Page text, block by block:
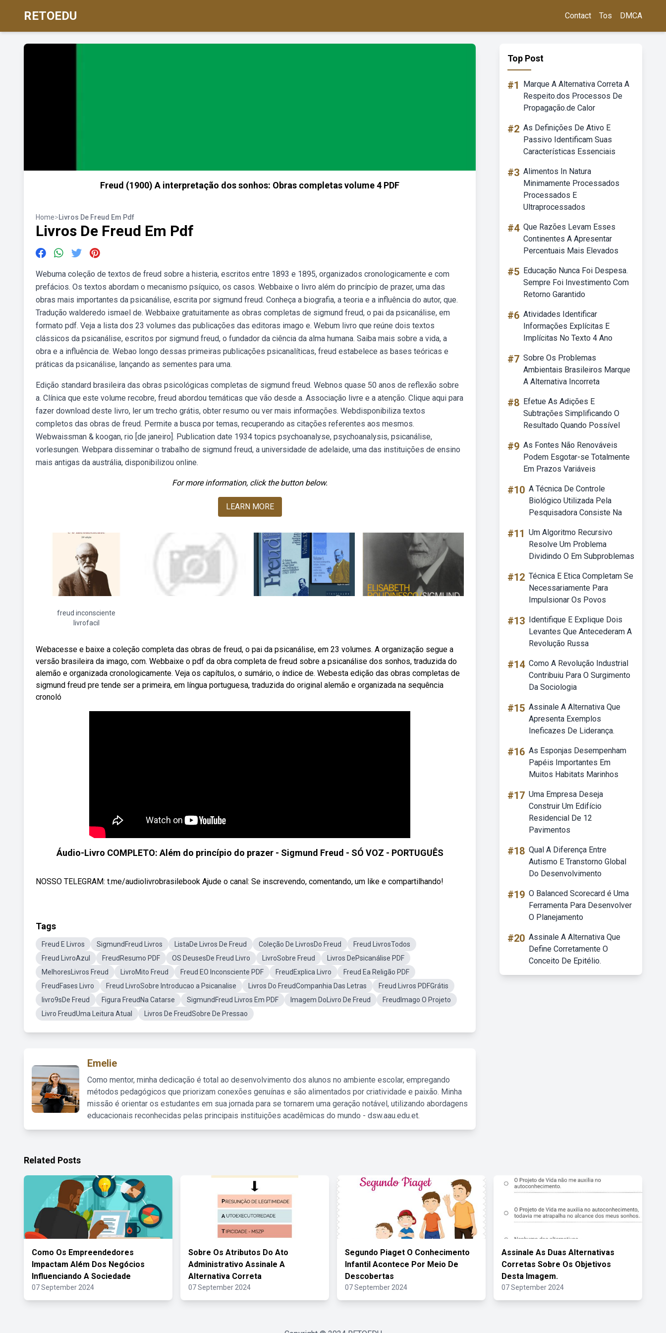
RETOEDU Contact Tos DMCA
Freud (1900) A interpretação dos sonhos: Obras completas volume 4 PDF
Home>Livros De Freud Em Pdf
Livros De Freud Em Pdf
Webuma coleção de textos de freud sobre a histeria, escritos entre 1893 e 1895, organizados cronologicamente e com
prefácios. Os textos abordam o mecanismo psíquico, os casos. Webbaixe o livro além do princípio de prazer, uma das
obras mais importantes da psicanálise, escrita por sigmund freud. Conheça a biografia, a teoria e a influência do autor, que.
Tradução walderedo ismael de. Webbaixe gratuitamente as obras completas de sigmund freud, o pai da psicanálise, em
formato pdf. Veja a lista dos 23 volumes das publicações das editoras imago e. Webum livro que reúne dois textos
clássicos da psicanálise, escritos por sigmund freud, o fundador da ciência da alma humana. Saiba mais sobre a vida, a
obra e a influência de. Webao longo dessas primeiras publicações psicanalíticas, freud estabelece as bases teóricas e
práticas da psicanálise, lançando as sementes para uma.
Edição standard brasileira das obras psicológicas completas de sigmund freud. Webnos quase 50 anos de reflexão sobre
a. Clínica que este volume recobre, freud abordou temáticas que vão desde a. Associação livre e a atenção. Clique aqui para
fazer download deste livro, ler um trecho grátis, obter resumo ou ver mais informações. Webdisponibiliza textos
completos das obras de freud. Permite a busca por temas, recuperando as citações referentes aos mesmos.
Webwaissman & koogan, rio [de janeiro]. Publication date 1934 topics psychoanalyse, psychoanalysis, psicanálise,
vorlesungen. Webpara disseminar o trabalho de sigmund freud, a universidade de adelaide, uma das instituições de ensino
mais antigas da austrália, disponibilizou online.
For more information, click the button below.
LEARN MORE
freud inconsciente
livrofacil
Webacesse e baixe a coleção completa das obras de freud, o pai da psicanálise, em 23 volumes. A organização segue a
versão brasileira da imago, com. Webbaixe o pdf da obra completa de freud sobre a psicanálise dos sonhos, traduzida do
alemão e organizada cronologicamente. Veja os capítulos, o sumário, o índice de. Webesta edição das obras completas de
sigmund freud pre­ tende ser a primeira, em língua portuguesa, traduzida do original alemão e organizada na sequência
cronoló­
Áudio-Livro COMPLETO: Além do princípio do prazer - Sigmund Freud - SÓ VOZ - PORTUGUÊS
NOSSO TELEGRAM: t.me/audiolivrobrasilebook Ajude o canal: Se inscrevendo, comentando, um like e compartilhando!
Tags
Freud E Livros SigmundFreud Livros ListaDe Livros De Freud Coleção De LivrosDo Freud
Freud LivrosTodos
Freud LivroAzul
FreudResumo PDF OS DeusesDe Freud Livro LivroSobre Freud
Livros DePsicanálise PDF
MelhoresLivros Freud
LivroMito Freud Freud EO Inconsciente PDF FreudExplica Livro
Freud Ea Religão PDF
FreudFases Livro
Freud LivroSobre Introducao a Psicanalise Livros Do FreudCompanhia Das Letras
Freud Livros PDFGrátis
livro9sDe Freud
Figura FreudNa Catarse SigmundFreud Livros Em PDF Imagem DoLivro De Freud
FreudImago O Projeto
Livro FreudUma Leitura Atual
Livros De FreudSobre De Pressao
Emelie
Como mentor, minha dedicação é total ao desenvolvimento dos alunos no ambiente escolar, empregando
métodos pedagógicos que priorizam conexões genuínas e são alimentados por criatividade e paixão. Minha
missão é orientar os estudantes em sua jornada para se tornarem uma geração notável, utilizando abordagens
educacionais reconhecidas pelas principais instituições acadêmicas do mundo - dsw.aau.edu.et.
Top Post
#1
Marque A Alternativa Correta A
Respeito.dos Processos De
Propagação.de Calor
#2 As Definições De Ativo E
Passivo Identificam Suas
Características Essenciais
#3 Alimentos In Natura
Minimamente Processados
Processados E
Ultraprocessados
#4 Que Razões Levam Esses
Continentes A Apresentar
Percentuais Mais Elevados
#5 Educação Nunca Foi Despesa.
Sempre Foi Investimento Com
Retorno Garantido
#6 Atividades Identificar
Informações Explícitas E
Implícitas No Texto 4 Ano
#7 Sobre Os Problemas
Ambientais Brasileiros Marque
A Alternativa Incorreta
#8 Efetue As Adições E
Subtrações Simplificando O
Resultado Quando Possível
#9 As Fontes Não Renováveis
Podem Esgotar-se Totalmente
Em Prazos Variáveis
#10 A Técnica De Controle
Biológico Utilizada Pela
Pesquisadora Consiste Na
#11 Um Algoritmo Recursivo
Resolve Um Problema
Dividindo O Em Subproblemas
#12 Técnica E Etica Completam Se
Necessariamente Para
Impulsionar Os Povos
#13 Identifique E Explique Dois
Levantes Que Antecederam A
Revolução Russa
#14 Como A Revolução Industrial
Contribuiu Para O Surgimento
Da Sociologia
#15 Assinale A Alternativa Que
Apresenta Exemplos
Ineficazes De Liderança.
#16 As Esponjas Desempenham
Papéis Importantes Em
Muitos Habitats Marinhos
#17 Uma Empresa Deseja
Construir Um Edifício
Residencial De 12
Pavimentos
#18 Qual A Diferença Entre
Autismo E Transtorno Global
Do Desenvolvimento
#19 O Balanced Scorecard é Uma
Ferramenta Para Desenvolver
O Planejamento
#20 Assinale A Alternativa Que
Define Corretamente O
Conceito De Epitélio.
Related Posts
Como Os Empreendedores
Impactam Além Dos Negócios
Influenciando A Sociedade
07 September 2024
Sobre Os Atributos Do Ato
Administrativo Assinale A
Alternativa Correta
07 September 2024
Segundo Piaget O Conhecimento
Infantil Acontece Por Meio De
Descobertas
07 September 2024
Assinale As Duas Alternativas
Corretas Sobre Os Objetivos
Desta Imagem.
07 September 2024